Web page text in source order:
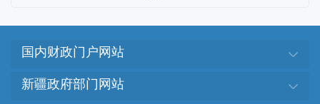
国内财政门户网站
新疆政府部门网站